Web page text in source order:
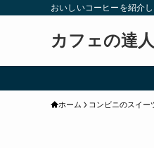
おいしいコーヒーを紹介
カフェの達人
ホーム コンビニのスイー